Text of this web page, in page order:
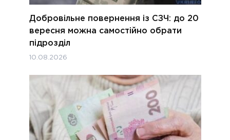
Добровільне повернення із СЗЧ: до 20
вересня можна самостійно обрати
підрозділ
10.08.2026